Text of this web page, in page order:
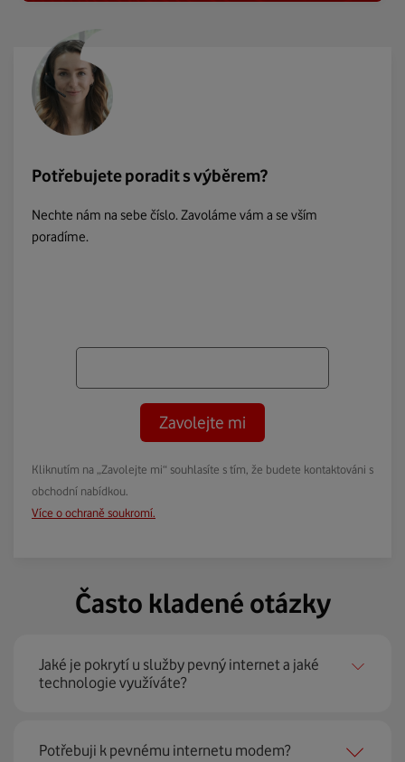
Potřebujete poradit s výběrem?
Nechte nám na sebe číslo. Zavoláme vám a se vším
poradíme.
Zavolejte mi
Kliknutím na „Zavolejte mi“ souhlasíte s tím, že budete kontaktováni s
obchodní nabídkou.
Více o ochraně soukromí.
Často kladené otázky
Jaké je pokrytí u služby pevný internet a jaké
technologie využíváte?
Pevný internet můžeme nabídnout
Potřebuji k pevnému internetu modem?